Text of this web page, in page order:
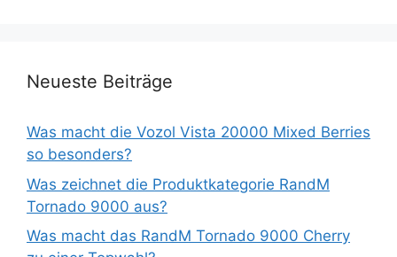
Neueste Beiträge
Was macht die Vozol Vista 20000 Mixed Berries
so besonders?
Was zeichnet die Produktkategorie RandM
Tornado 9000 aus?
Was macht das RandM Tornado 9000 Cherry